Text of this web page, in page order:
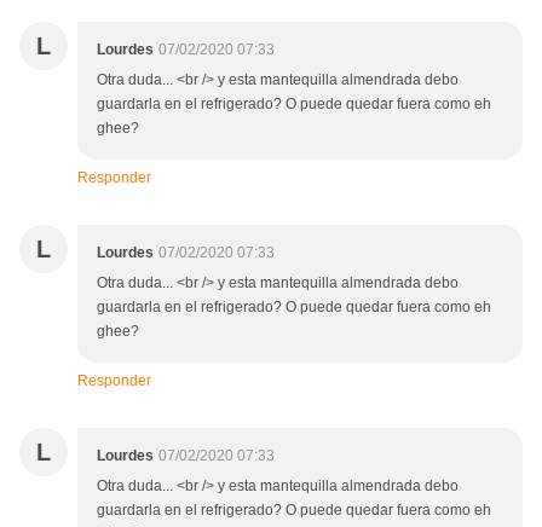
L Lourdes 07/02/2020 07:33
Otra duda... <br /> y esta mantequilla almendrada debo
guardarla en el refrigerado? O puede quedar fuera como eh
ghee?
Responder
L Lourdes 07/02/2020 07:33
Otra duda... <br /> y esta mantequilla almendrada debo
guardarla en el refrigerado? O puede quedar fuera como eh
ghee?
Responder
L Lourdes 07/02/2020 07:33
Otra duda... <br /> y esta mantequilla almendrada debo
guardarla en el refrigerado? O puede quedar fuera como eh